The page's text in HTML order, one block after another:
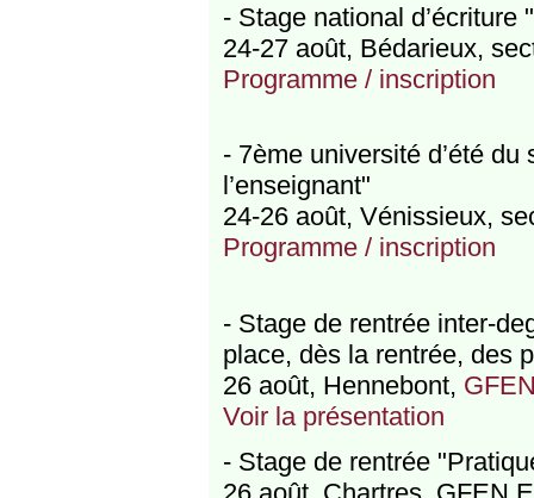
- Stage national d’écriture
24-27 août, Bédarieux,
Programme / inscription
- 7ème université d’été
l’enseignant"
24-26 août, Vénissieux,
Programme / inscription
- Stage de rentrée inter-
place, dès la rentrée, des
26 août, Hennebont,
Voir la présentation
- Stage de rentrée